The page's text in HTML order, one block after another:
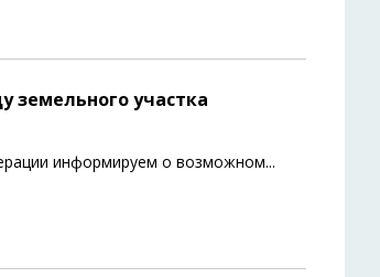
земельного участка
информируем о возможном...